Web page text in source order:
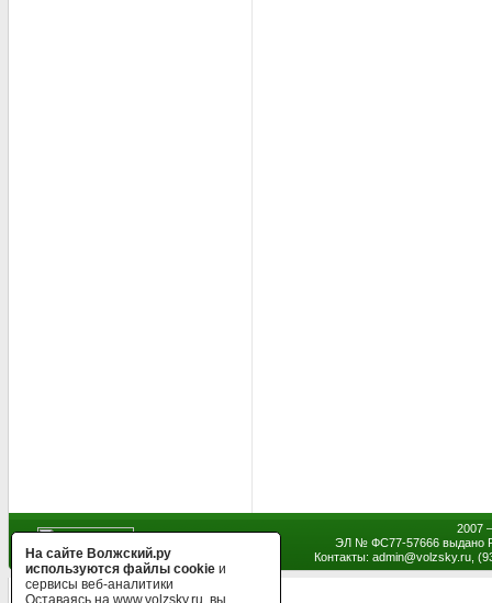
2007
ЭЛ № ФС77-57666 выдано
Контакты: admin@volzsky.ru,
На сайте Волжский.ру
используются файлы cookie и
сервисы веб-аналитики
Оставаясь на www.volzsky.ru, вы